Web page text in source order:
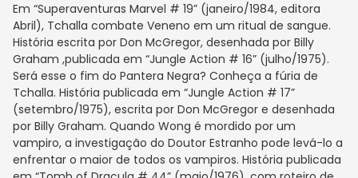
Em “Superaventuras Marvel # 19” (janeiro/1984, editora
Abril), Tchalla combate Veneno em um ritual de sangue.
História escrita por Don McGregor, desenhada por Billy
Graham ,publicada em “Jungle Action # 16” (julho/1975).
Será esse o fim do Pantera Negra? Conheça a fúria de
Tchalla. História publicada em “Jungle Action # 17”
(setembro/1975), escrita por Don McGregor e desenhada
por Billy Graham. Quando Wong é mordido por um
vampiro, a investigação do Doutor Estranho pode levá-lo a
enfrentar o maior de todos os vampiros. História publicada